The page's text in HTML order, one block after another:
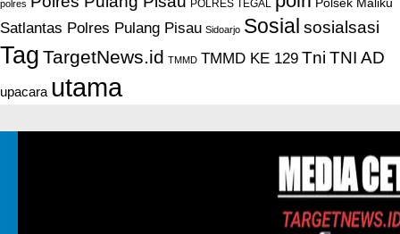
polres POLRES TEGAL
Satlantas Polres Pulang Pisau Sidoarjo Sosial sosialsasi
Tag TargetNews.id TMMD TMMD KE 129 Tni TNI AD
upacara utama